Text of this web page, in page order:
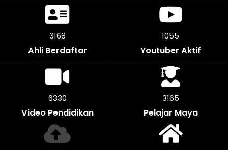
3543
Ahli Berdaftar
1181
Youtuber Aktif
7086
Video Pendidikan
3540
Pelajar Maya